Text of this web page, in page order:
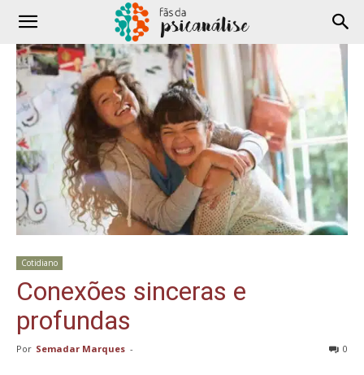
Cotidiano
Conexões sinceras e
profundas
Por Semadar Marques - 0